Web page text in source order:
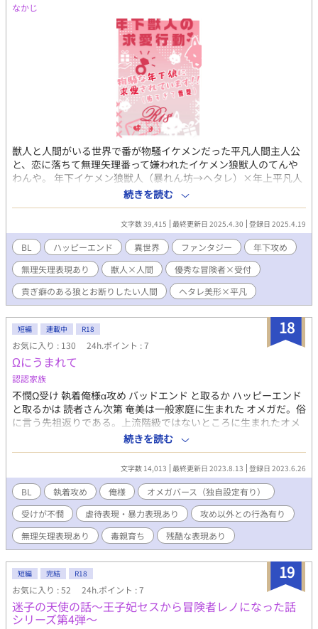
なかじ
獣人と人間がいる世界で番が物騒イケメンだった平凡人間主人公
と、恋に落ちて無理矢理番って嫌われたイケメン狼獣人のてんや
わんや。 年下イケメン狼獣人（暴れん坊→ヘタレ）×年上平凡人
間（チョロい） ※無理矢理表現があるので苦手な人はご注意くだ
さい。 もともとムーンライトノベルズ様で掲載しているもので
す。 タイトルに※がついている話はいやらしいことをしていま
す。 予約投稿登録済み。４話以降毎朝７時更新。
続きを読む
文字数 39,415 最終更新日 2025.4.30 登録日 2025.4.19
BL ハッピーエンド 異世界 ファンタジー
年下攻め
無理矢理表現あり
獣人×人間
優秀な冒険者×受付
貢ぎ癖のある狼とお断りしたい人間
ヘタレ美形×平凡
18
短編 連載中 R18
お気に入り : 130 24h.ポイント : 7
Ωにうまれて
認認家族
不憫Ω受け 執着俺様α攻め バッドエンド と取るか ハッピーエンド
と取るかは 読者さん次第 奄美は一般家庭に生まれた オメガだ。俗
に言う先祖返りである。上流階級ではないところに生まれたオメ
ガは苦労する。奄美の両親は毒親ということもあって 悲惨な幼少
期を過ごしてきた。 それでも高校生になると淡い恋心を抱く相手
が出来た。その人と一歩前進しそうなタイミングで運命のαと出会
い…………という話 別作品の主人公（智則）が当て馬として出て
きます。彼が好きな方はご注意下さい
続きを読む
文字数 14,013 最終更新日 2023.8.13 登録日 2023.6.26
BL 執着攻め 俺様
オメガバース（独自設定有り）
受けが不憫
虐待表現・暴力表現あり
攻め以外との行為有り
無理矢理表現あり
毒親育ち 残酷な表現あり
19
短編 完結 R18
お気に入り : 52 24h.ポイント : 7
迷子の天使の話～王子妃セスから冒険者レノになった話
シリーズ第4弾～